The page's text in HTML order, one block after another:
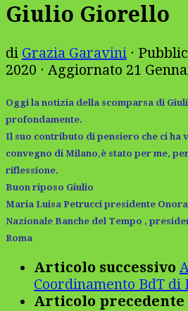
Giulio Giorello
di Grazia Garavini ·
2020 · Aggiornato 21
Oggi la notizia della scomparsa di
profondamente.
Il suo contributo di pensiero che ci ha
convegno di Milano,è stato per me,
riflessione.
Buon riposo Giulio
Maria Luisa Petrucci presidente
Nazionale Banche del Tempo ,
Roma
Articolo successivo
Coordinamento BdT di
Articolo precedente